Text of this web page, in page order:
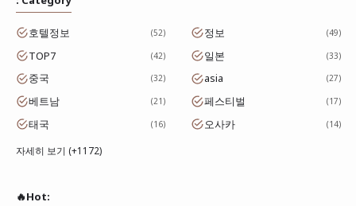
호텔정보 52 정보 49
TOP7 42 일본 33
중국 32 asia 27
베트남 21 페스티벌 17
태국 16 오사카 14
자세히 보기 (+1172)
🔥Hot: